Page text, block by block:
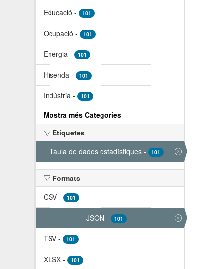
Educació - 101
Ocupació - 101
Energia - 101
Hisenda - 101
Indústria - 101
Mostra més Categories
Etiquetes
Taula de dades estadístiques - 101
Formats
CSV - 101
JSON - 101
TSV - 101
XLSX - 101